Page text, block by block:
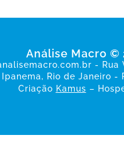
Análise Macro ©
- Rua
Ipanema, Rio de Janeiro -
Criação Kamus –